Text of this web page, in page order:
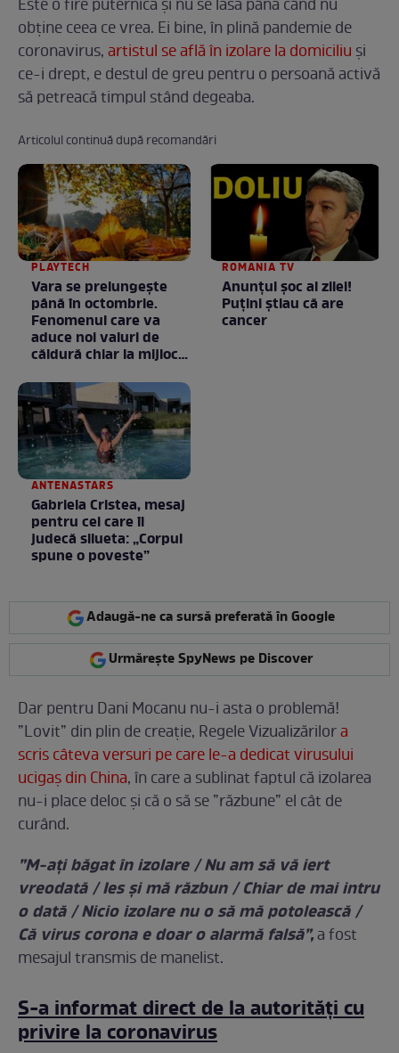
Este o fire puternică și nu se lasă până când nu
obține ceea ce vrea. Ei bine, în plină pandemie de
coronavirus,artistul se află în izolare la domiciliu și
ce-i drept, e destul de greu pentru o persoană activă
să petreacă timpul stând degeaba.
Articolul continuă după recomandări
PLAYTECH
Vara se prelungeşte
până în octombrie.
Fenomenul care va
aduce noi valuri de
căldură chiar la mijlocul
ROMANIA TV
Anunţul şoc al zilei!
Puţini ştiau că are
cancer
ANTENASTARS
Gabriela Cristea, mesaj
pentru cei care îi
judecă silueta: „Corpul
spune o poveste”
Adaugă-ne ca sursă preferată în Google
Urmărește SpyNews pe Discover
Dar pentru Dani Mocanu nu-i asta o problemă!
”Lovit” din plin de creație, Regele Vizualizărilora
scris câteva versuri pe care le-a dedicat virusului
ucigaș din China, în care a sublinat faptul că izolarea
nu-i place deloc și că o să se ”răzbune” el cât de
curând.
”M-ați băgat în izolare / Nu am să vă iert
vreodată / Ies și mă răzbun / Chiar de mai intru
o dată / Nicio izolare nu o să mă potolească /
Că virus corona e doar o alarmă falsă”,a fost
mesajul transmis de manelist.
S-a informat direct de la autorități cu
privire la coronavirus